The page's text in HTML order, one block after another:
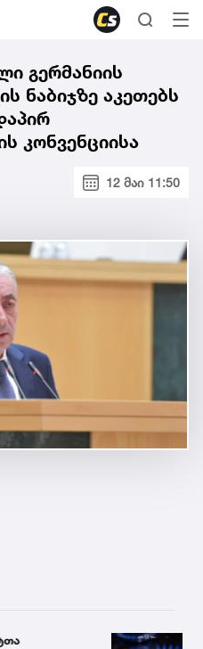
გერმანიის
ნაბიჯზე აკეთებს
კონვენციისა
12 მაი 11:50
4100